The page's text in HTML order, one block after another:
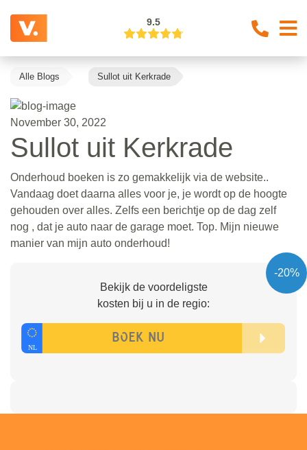
9.5
Alle Blogs Sullot uit Kerkrade
November 30, 2022
Sullot uit Kerkrade
Onderhoud boeken is zo gemakkelijk via de website..
Vandaag doet daarna alles voor je, je wordt op de hoogte
gehouden over alles. Zelfs een berichtje op de dag zelf
nog , dat je auto naar de garage moet. Top. Mijn nieuwe
manier van mijn auto onderhoud!
-20%
Bekijk de voordeligste
kosten bij u in de regio: